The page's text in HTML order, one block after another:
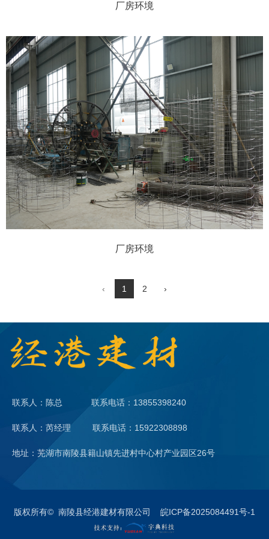
厂房环境
厂房环境
‹ 1 2 ›
联系人：陈总 联系电话：13855398240
联系人：芮经理 联系电话：15922308898
地址：芜湖市南陵县籍山镇先进村中心村产业园区26号
版权所有© 南陵县经港建材有限公司 皖ICP备2025084491号-1